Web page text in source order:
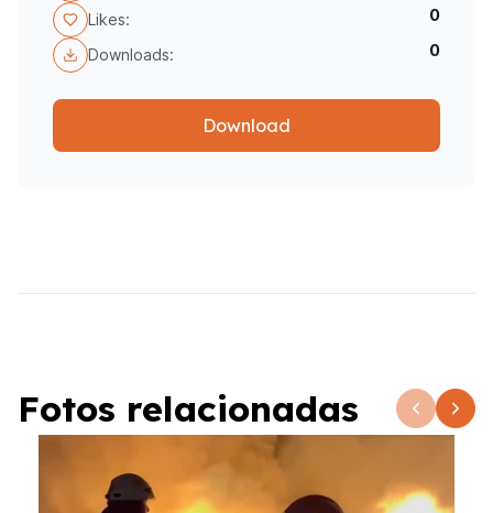
Likes: 0
Downloads: 0
Download
Fotos relacionadas